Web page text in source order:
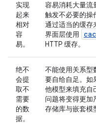
实现
起来
相对
容
易。
容易消耗大量流
触发不必要的操
通过适当的缓存
界面层使用
HTTP 缓存。
绝不
会提
取不
需要
的数
据。
不能使用关系型
要自给自足。如
他模型来填充自
问题将变得更加
存储库与嵌套模